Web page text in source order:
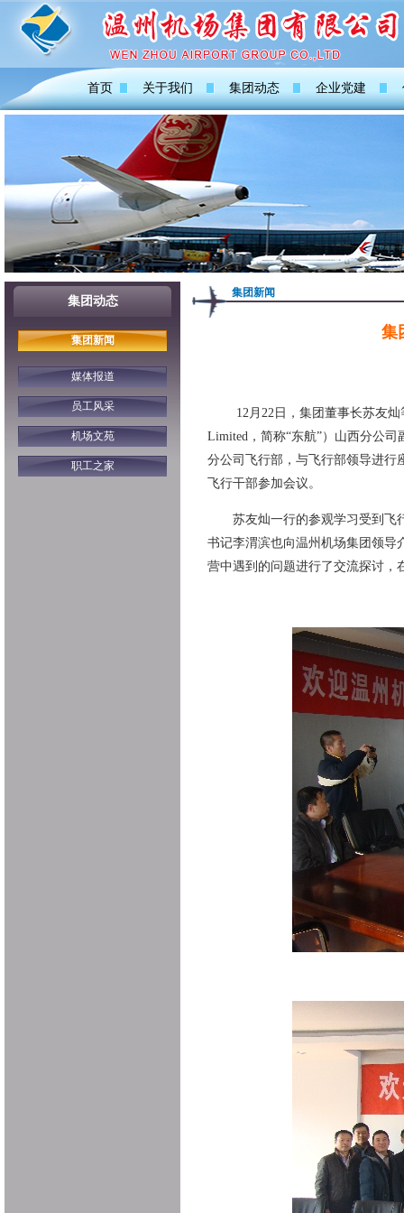
首页 关于我们 集团动态 企业党建
集团动态
集团新闻
媒体报道
员工风采
机场文苑
职工之家
集团新闻
集
12月22日，集团董事长苏友灿等
Limited，简称“东航”）山西分公
分公司飞行部，与飞行部领导进行
飞行干部参加会议。
苏友灿一行的参观学习受到飞行
书记李渭滨也向温州机场集团领导
营中遇到的问题进行了交流探讨，